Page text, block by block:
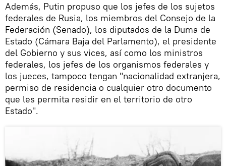
Además, Putin propuso que los jefes de los sujetos
federales de Rusia, los miembros del Consejo de la
Federación (Senado), los diputados de la Duma de
Estado (Cámara Baja del Parlamento), el presidente
del Gobierno y sus vices, así como los ministros
federales, los jefes de los organismos federales y
los jueces, tampoco tengan "nacionalidad extranjera,
permiso de residencia o cualquier otro documento
que les permita residir en el territorio de otro
Estado".